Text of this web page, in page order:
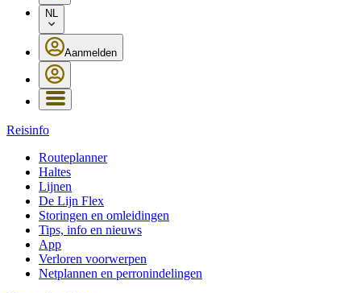
NL
Aanmelden
Reisinfo
Routeplanner
Haltes
Lijnen
De Lijn Flex
Storingen en omleidingen
Tips, info en nieuws
App
Verloren voorwerpen
Netplannen en perronindelingen